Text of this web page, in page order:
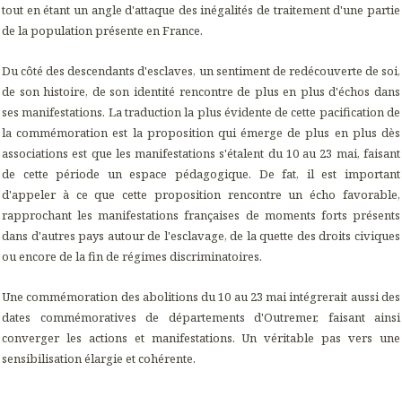
tout en étant un angle d'attaque des inégalités de traitement d'une partie
de la population présente en France.
Du côté des descendants d'esclaves, un sentiment de redécouverte de soi,
de son histoire, de son identité rencontre de plus en plus d'échos dans
ses manifestations. La traduction la plus évidente de cette pacification de
la commémoration est la proposition qui émerge de plus en plus dès
associations est que les manifestations s'étalent du 10 au 23 mai, faisant
de cette période un espace pédagogique. De fat, il est important
d'appeler à ce que cette proposition rencontre un écho favorable,
rapprochant les manifestations françaises de moments forts présents
dans d'autres pays autour de l'esclavage, de la quette des droits civiques
ou encore de la fin de régimes discriminatoires.
Une commémoration des abolitions du 10 au 23 mai intégrerait aussi des
dates commémoratives de départements d'Outremer, faisant ainsi
converger les actions et manifestations. Un véritable pas vers une
sensibilisation élargie et cohérente.